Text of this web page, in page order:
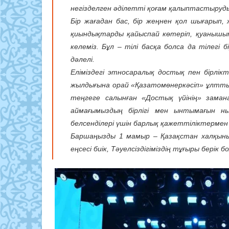
негізделген әділетті қоғам
Бір жағадан бас, бір жеңнен қол
қиындықтарды қайыспай көтеріп,
келеміз. Бұл – тілі басқа болса да тілегі
дәлелі.
Еліміздегі этносаралық достық пен
жылдығына орай «Қазатомөнеркәсіп»
теңгеге салынған «Достық үйінің»
аймағымыздың бірлігі мен ынтымағын
белсенділері үшін барлық
Баршаңызды 1 мамыр – Қазақстан
еңсесі биік, Тәуелсіздігіміздің тұғыры